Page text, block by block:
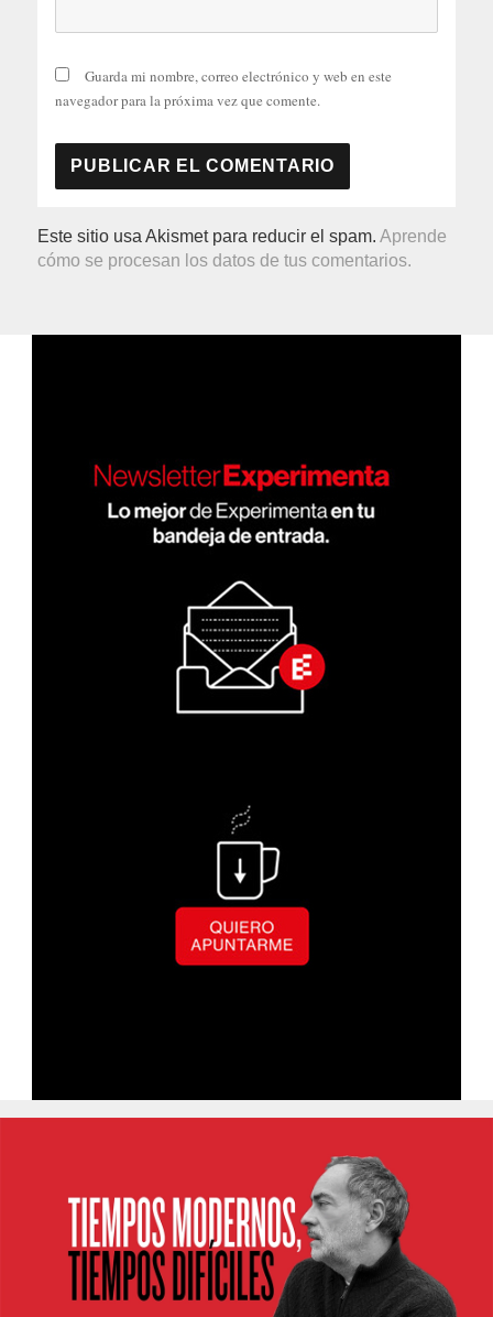
Guarda mi nombre, correo electrónico y web en este
navegador para la próxima vez que comente.
Este sitio usa Akismet para reducir el spam.Aprende
cómo se procesan los datos de tus comentarios.